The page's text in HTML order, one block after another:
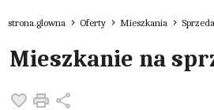
strona.glowna Oferty Mieszkania
Mieszkanie na
Dodaj do ulubionych
Drukuj